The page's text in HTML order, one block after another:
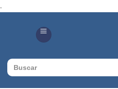
.
Search
for: